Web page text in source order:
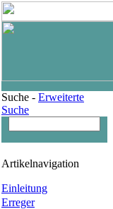
Suche - Erweiterte
Suche
Artikelnavigation
Einleitung
Erreger